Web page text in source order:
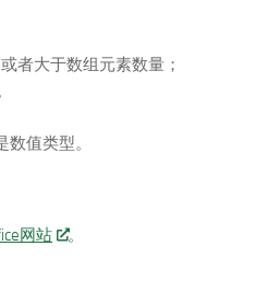
者大于数组元素数量；
值类型。
网站 。